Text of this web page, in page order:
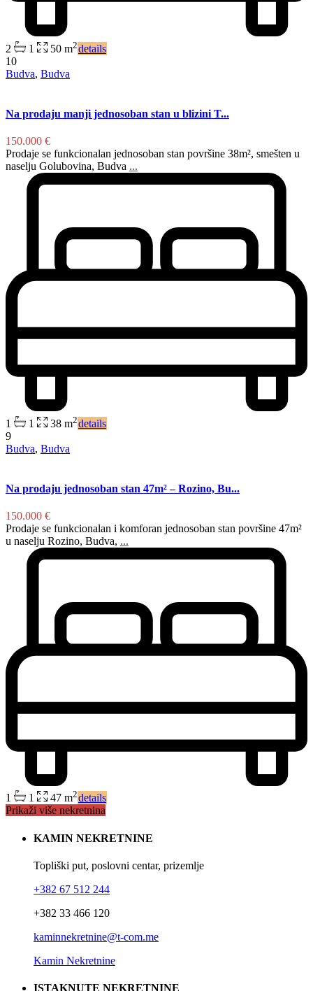
2 1 50 m2details
10
Budva, Budva
Na prodaju manji jednosoban stan u blizini T...
150.000 €
Prodaje se funkcionalan jednosoban stan površine 38m², smešten u
naselju Golubovina, Budva ...
1 1 38 m2details
9
Budva, Budva
Na prodaju jednosoban stan 47m² – Rozino, Bu...
150.000 €
Prodaje se funkcionalan i komforan jednosoban stan površine 47m²
u naselju Rozino, Budva, ...
1 1 47 m2details
Prikaži više nekretnina
KAMIN NEKRETNINE
Topliški put, poslovni centar, prizemlje
+382 67 512 244
+382 33 466 120
kaminnekretnine@t-com.me
Kamin Nekretnine
ISTAKNUTE NEKRETNINE